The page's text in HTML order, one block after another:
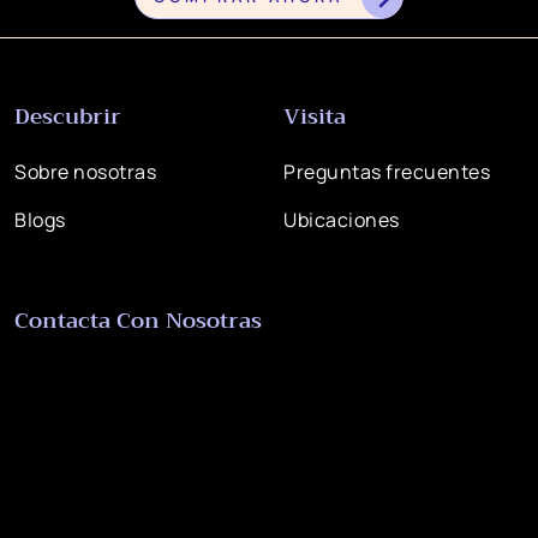
Descubrir
Sobre nosotras
Blogs
Visita
Preguntas frecuentes
Ubicaciones
Contacta Con Nosotras